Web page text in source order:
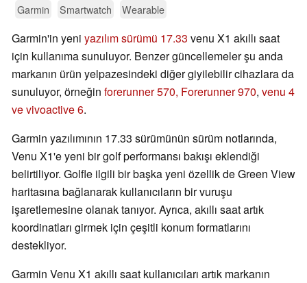
Garmin Smartwatch Wearable
Garmin'in yeni yazılım sürümü 17.33 venu X1 akıllı saat
için kullanıma sunuluyor. Benzer güncellemeler şu anda
markanın ürün yelpazesindeki diğer giyilebilir cihazlara da
sunuluyor, örneğin forerunner 570, Forerunner 970, venu 4
ve vivoactive 6.
Garmin yazılımının 17.33 sürümünün sürüm notlarında,
Venu X1'e yeni bir golf performansı bakışı eklendiği
belirtiliyor. Golfle ilgili bir başka yeni özellik de Green View
haritasına bağlanarak kullanıcıların bir vuruşu
işaretlemesine olanak tanıyor. Ayrıca, akıllı saat artık
koordinatları girmek için çeşitli konum formatlarını
destekliyor.
Garmin Venu X1 akıllı saat kullanıcıları artık markanın